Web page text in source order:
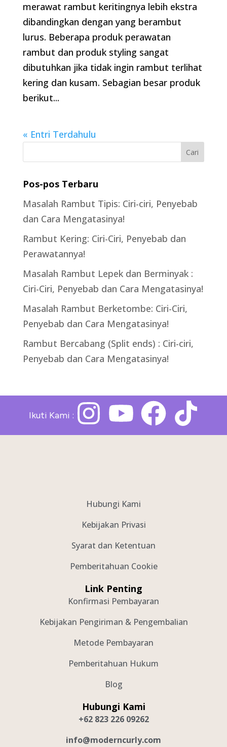
merawat rambut keritingnya lebih ekstra
dibandingkan dengan yang berambut
lurus. Beberapa produk perawatan
rambut dan produk styling sangat
dibutuhkan jika tidak ingin rambut terlihat
kering dan kusam. Sebagian besar produk
berikut...
« Entri Terdahulu
Pos-pos Terbaru
Masalah Rambut Tipis: Ciri-ciri, Penyebab
dan Cara Mengatasinya!
Rambut Kering: Ciri-Ciri, Penyebab dan
Perawatannya!
Masalah Rambut Lepek dan Berminyak :
Ciri-Ciri, Penyebab dan Cara Mengatasinya!
Masalah Rambut Berketombe: Ciri-Ciri,
Penyebab dan Cara Mengatasinya!
Rambut Bercabang (Split ends) : Ciri-ciri,
Penyebab dan Cara Mengatasinya!
Ikuti Kami :
Hubungi Kami
Kebijakan Privasi
Syarat dan Ketentuan
Pemberitahuan Cookie
Link Penting
Konfirmasi Pembayaran
Kebijakan Pengiriman & Pengembalian
Metode Pembayaran
Pemberitahuan Hukum
Blog
Hubungi Kami
+62 823 226 09262
info@moderncurly.com